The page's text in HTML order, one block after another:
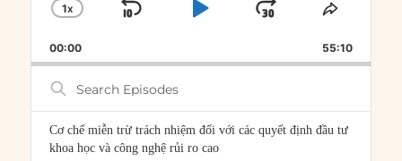
CHANGE
RATE
1X
SKIP
PLAYJUMP
FORWARD
SHARE
00:00 55:10
Search
Episodes
Cơ chế miễn trừ trách nhiệm đối với các quyết định đầu tư
khoa học và công nghệ rủi ro cao